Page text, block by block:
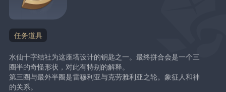
任务道具
水仙十字结社为这座塔设计的钥匙之一。最终拼合会是一个三
圈半的奇怪形状，对此有特别的解释。
第三圈与最外半圈是雷穆利亚与克劳雅利亚之轮。象征人和神
的关系。